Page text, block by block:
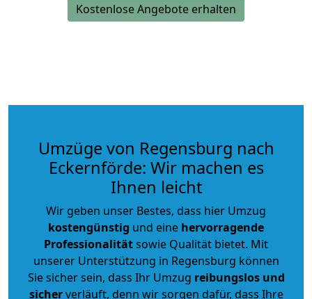
Kostenlose Angebote erhalten
Umzüge von Regensburg nach
Eckernförde: Wir machen es
Ihnen leicht
Wir geben unser Bestes, dass hier Umzug
kostengünstig und eine hervorragende
Professionalitätsowie Qualität bietet. Mit
unserer Unterstützung in Regensburg können
Sie sicher sein, dass Ihr Umzug reibungslos und
sicherverläuft, denn wir sorgen dafür, dass Ihre